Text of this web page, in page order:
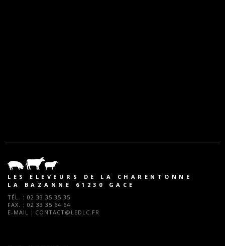
LES ELEVEURS DE LA CHARENTONNE
LA BAZANNE 61230 GACE
TÉL. : 02 33 35 35 35
FAX. : 02 33 35 64 64
E-MAIL : CONTACT@LEDLC.FR